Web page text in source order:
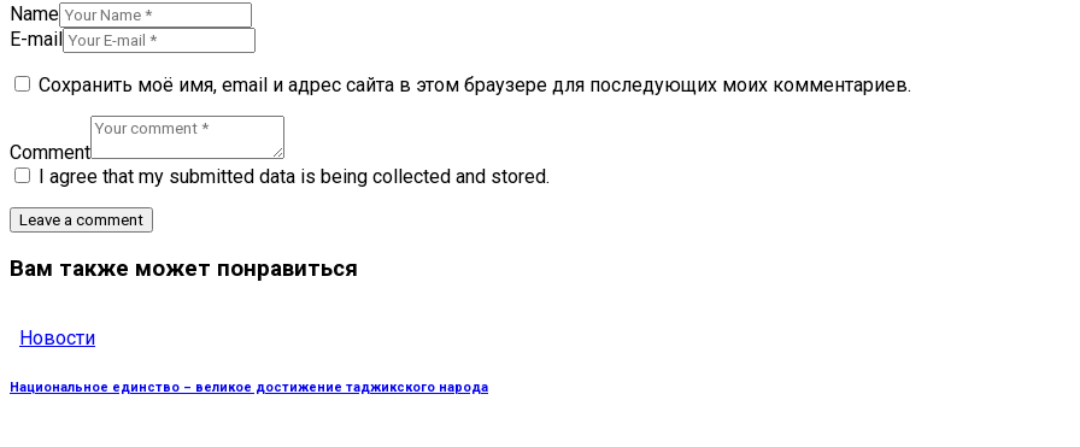
Name
E-mail
Сохранить моё имя, email и адрес сайта в этом браузере для последующих моих комментариев.
Comment
I agree that my submitted data is being collected and stored.
Вам также может понравиться
Новости
Национальное единство – великое достижение таджикского народа